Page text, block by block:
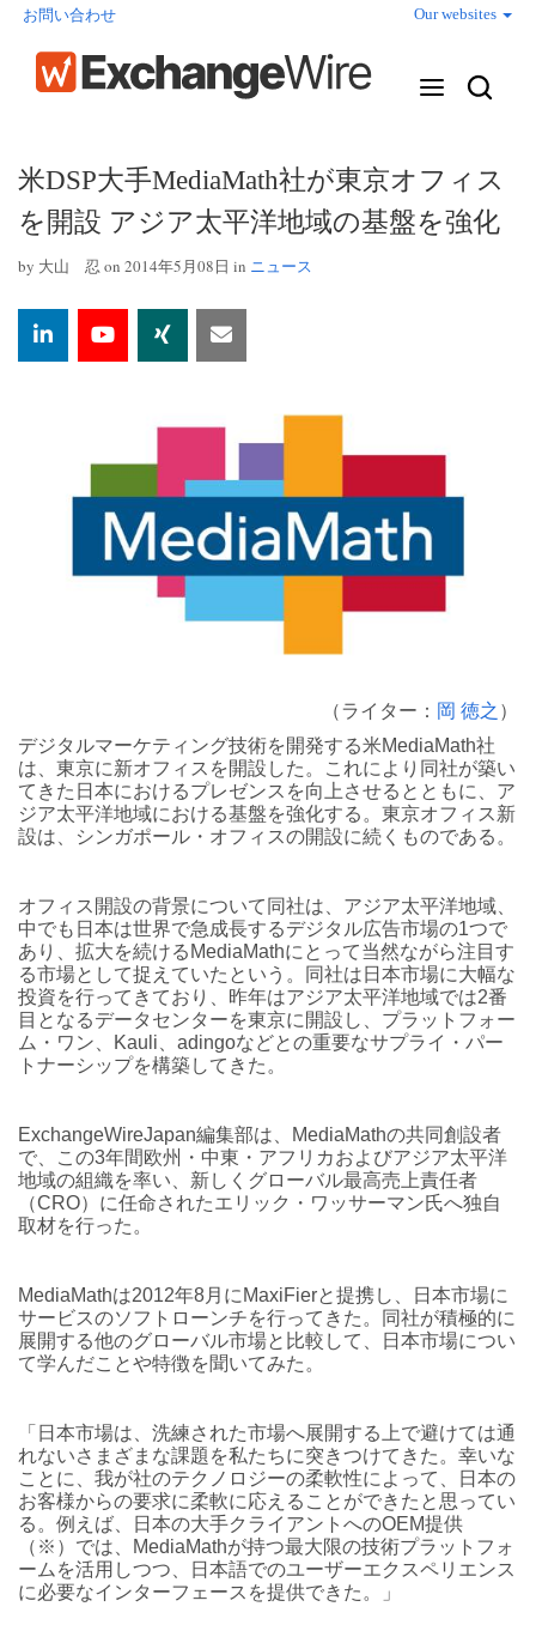
お問い合わせ Our websites
米DSP大手MediaMath社が東京オフィス
を開設 アジア太平洋地域の基盤を強化
by 大山 忍 on 2014年5月08日 in ニュース
（ライター： 岡 徳之 ）
デジタルマーケティング技術を開発する米MediaMath社
は、東京に新オフィスを開設した。これにより同社が築い
てきた日本におけるプレゼンスを向上させるとともに、ア
ジア太平洋地域における基盤を強化する。東京オフィス新
設は、シンガポール・オフィスの開設に続くものである。
オフィス開設の背景について同社は、アジア太平洋地域、
中でも日本は世界で急成長するデジタル広告市場の1つで
あり、拡大を続けるMediaMathにとって当然ながら注目す
る市場として捉えていたという。同社は日本市場に大幅な
投資を行ってきており、昨年はアジア太平洋地域では2番
目となるデータセンターを東京に開設し、プラットフォー
ム・ワン、Kauli、adingoなどとの重要なサプライ・パー
トナーシップを構築してきた。
ExchangeWireJapan編集部は、MediaMathの共同創設者
で、この3年間欧州・中東・アフリカおよびアジア太平洋
地域の組織を率い、新しくグローバル最高売上責任者
（CRO）に任命されたエリック・ワッサーマン氏へ独自
取材を行った。
MediaMathは2012年8月にMaxiFierと提携し、日本市場に
サービスのソフトローンチを行ってきた。同社が積極的に
展開する他のグローバル市場と比較して、日本市場につい
て学んだことや特徴を聞いてみた。
「日本市場は、洗練された市場へ展開する上で避けては通
れないさまざまな課題を私たちに突きつけてきた。幸いな
ことに、我が社のテクノロジーの柔軟性によって、日本の
お客様からの要求に柔軟に応えることができたと思ってい
る。例えば、日本の大手クライアントへのOEM提供
（※）では、MediaMathが持つ最大限の技術プラットフォ
ームを活用しつつ、日本語でのユーザーエクスペリエンス
に必要なインターフェースを提供できた。」